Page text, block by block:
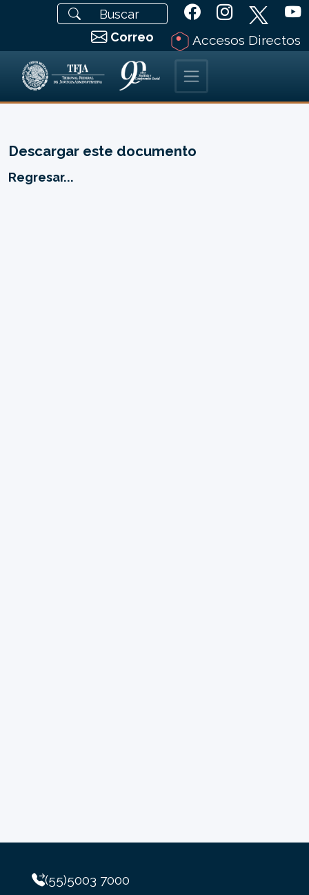
Correo Accesos Directos
Descargar este documento
Regresar...
(55)5003 7000